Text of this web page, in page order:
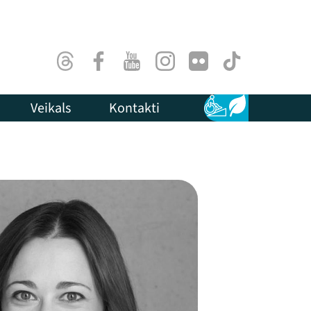
ThreadsFacebookYoutubeInstagram
Flick TikTok
Veikals Kontakti Pieejamība
Ilgtspēja